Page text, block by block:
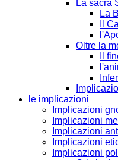
La sacra
La
Il
Oltre la
Il
le implicazioni
Implicazioni
Implicazioni
Implicazioni
Implicazioni
Implicazioni